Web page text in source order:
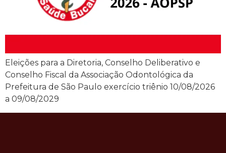
Eleições para a Diretoria, Conselho Deliberativo e
Conselho Fiscal da Associação Odontológica da
Prefeitura de São Paulo exercício triênio 10/08/2026
a 09/08/2029